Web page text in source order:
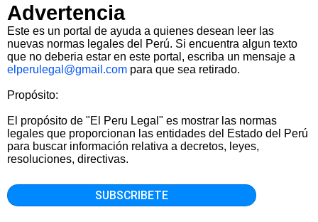
Advertencia
Este es un portal de ayuda a quienes desean leer las
nuevas normas legales del Perú. Si encuentra algun texto
que no deberia estar en este portal, escriba un mensaje a
elperulegal@gmail.com para que sea retirado.
Propósito:
El propósito de "El Peru Legal" es mostrar las normas
legales que proporcionan las entidades del Estado del Perú
para buscar información relativa a decretos, leyes,
resoluciones, directivas.